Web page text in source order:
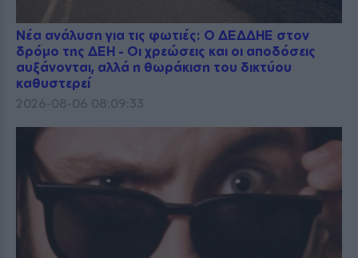
Νέα ανάλυση για τις φωτιές: Ο ΔΕΔΔΗΕ στον
δρόμο της ΔΕΗ - Οι χρεώσεις και οι αποδόσεις
αυξάνονται, αλλά η θωράκιση του δικτύου
καθυστερεί
2026-08-06 08:09:33